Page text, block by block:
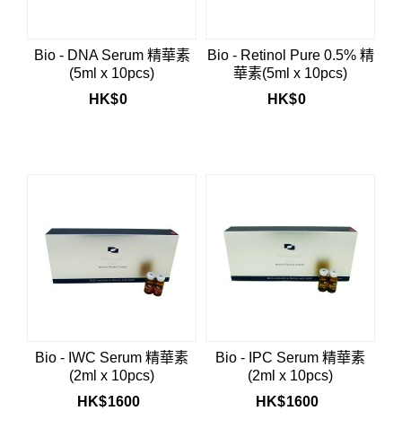
Bio - DNA Serum 精華素
(5ml x 10pcs)
HK$0
Bio - Retinol Pure 0.5% 精
華素(5ml x 10pcs)
HK$0
Bio - IWC Serum 精華素
(2ml x 10pcs)
HK$1600
Bio - IPC Serum 精華素
(2ml x 10pcs)
HK$1600